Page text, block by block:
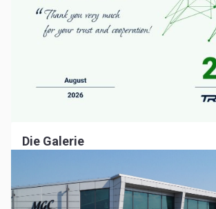
Die Galerie